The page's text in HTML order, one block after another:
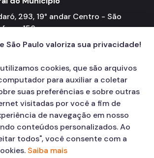
293, 19° andar Centro - São
156
São Paulo valoriza sua privacidade!
cookies, que são arquivos
para auxiliar a coletar
suas preferências e sobre outras
visitadas por você a fim de
de navegação em nosso
conteúdos personalizados. Ao
todos", você consente com a
Saiba mais